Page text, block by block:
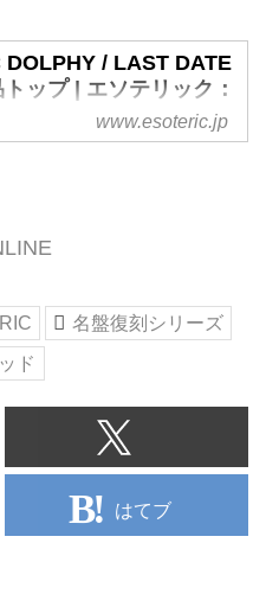
DOLPHY / LAST DATE
ップ | エソテリック：
ハイエンドオーディオ
ー | ESOTERIC
とモノラルの両ヴァージョ
www.esoteric.jp
名盤復刻シリーズ
ド
はてブ